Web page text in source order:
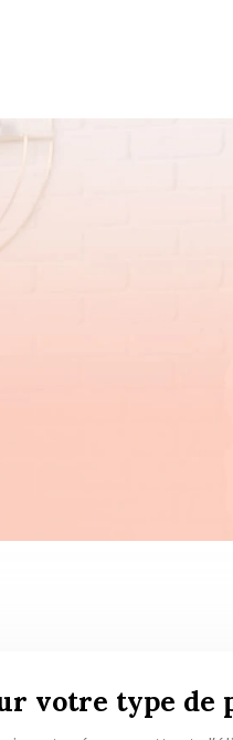
votre type de